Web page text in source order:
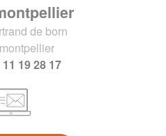
de born
19 28 17